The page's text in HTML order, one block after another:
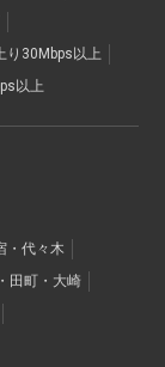
り30Mbps以上
以上
・代々木
田町・大崎